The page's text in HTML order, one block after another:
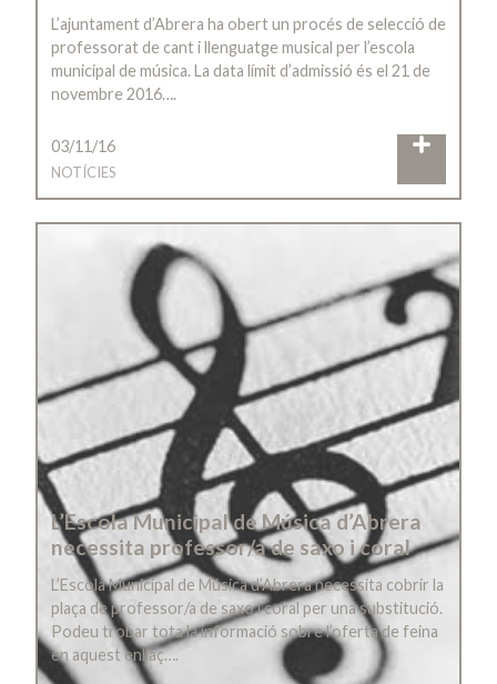
L’ajuntament d’Abrera ha obert un procés de selecció de
professorat de cant i llenguatge musical per l’escola
municipal de música. La data límit d’admissió és el 21 de
novembre 2016….
03/11/16
NOTÍCIES
L’Escola Municipal de Música d’Abrera
necessita professor/a de saxo i coral
L’Escola Municipal de Música d’Abrera necessita cobrir la
plaça de professor/a de saxo i coral per una substitució.
Podeu trobar tota la informació sobre l’oferta de feina
en aquest enllaç….